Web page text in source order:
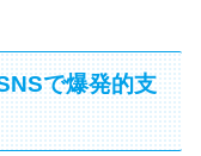
で爆発的支